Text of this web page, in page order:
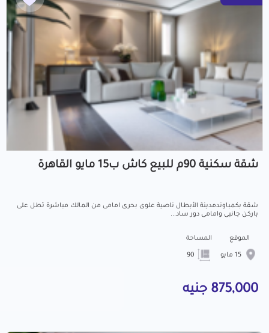
شقة سكنية 90م للبيع كاش ب15 مايو القاهرة
شقة بكمباوندمدينة الأبطال ناصية علوى بحرى امامى من المالك مباشرة تطل على
باركن جانبى وامامى دور ساد...
الموقع المساحة
875,000 جنيه